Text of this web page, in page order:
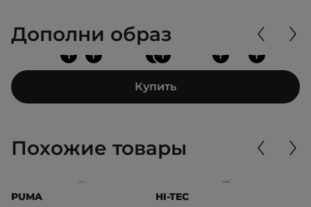
Дополни образ
+
+
+ + +
+
Купить
Похожие товары
PUMA HI-TEC